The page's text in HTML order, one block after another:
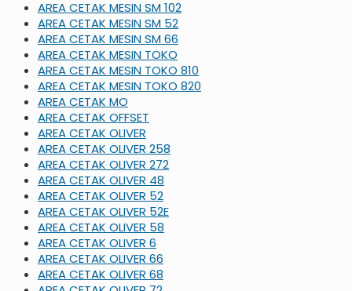
AREA CETAK MESIN SM 102
AREA CETAK MESIN SM 52
AREA CETAK MESIN SM 66
AREA CETAK MESIN TOKO
AREA CETAK MESIN TOKO 810
AREA CETAK MESIN TOKO 820
AREA CETAK MO
AREA CETAK OFFSET
AREA CETAK OLIVER
AREA CETAK OLIVER 258
AREA CETAK OLIVER 272
AREA CETAK OLIVER 48
AREA CETAK OLIVER 52
AREA CETAK OLIVER 52E
AREA CETAK OLIVER 58
AREA CETAK OLIVER 6
AREA CETAK OLIVER 66
AREA CETAK OLIVER 68